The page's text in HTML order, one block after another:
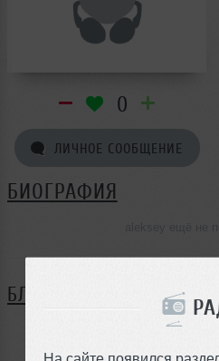
На сайте появился
0
ЛИЧНОЕ СООБЩЕНИЕ
БИОГРАФИЯ
БЛОГ